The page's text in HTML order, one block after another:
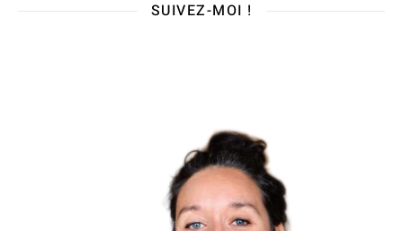
SUIVEZ-MOI !